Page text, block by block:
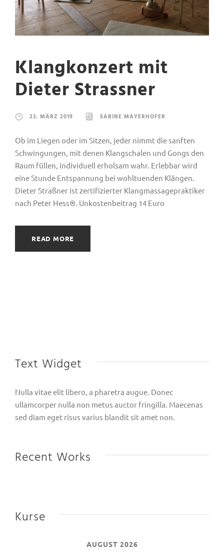
Klangkonzert mit
Dieter Strassner
23. MÄRZ 2019 SABINE MAYERHOFER
Ob im Liegen oder im Sitzen, jeder nimmt die sanften
Schwingungen, mit denen Klangschalen und Gongs den
Raum füllen, individuell erholsam wahr. Erlebbar wird
eine Stunde Entspannung bei wohltuenden Klängen.
Dieter Straßner ist zertifizierter Klangmassagepraktiker
nach Peter Hess®. Unkostenbeitrag 14 Euro
READ MORE
Text Widget
Nulla vitae elit libero, a pharetra augue. Donec
ullamcorper nulla non metus auctor fringilla. Maecenas
sed diam eget risus varius blandit sit amet non.
Recent Works
Kurse
AUGUST 2026